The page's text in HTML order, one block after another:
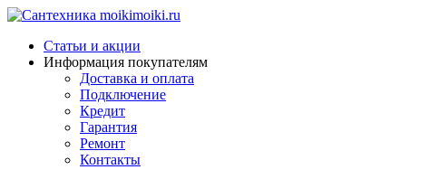
Статьи и акции
Информация покупателям
Доставка и оплата
Подключение
Кредит
Гарантия
Ремонт
Контакты